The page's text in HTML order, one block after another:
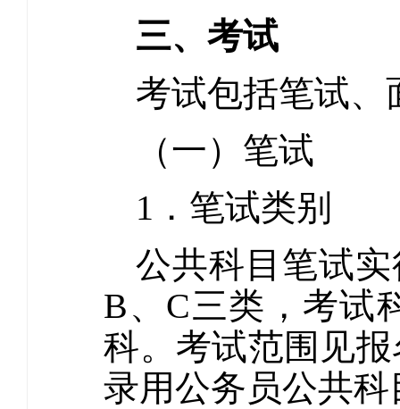
三、考试
考试包括笔试、
（一）笔试
1．笔试类别
公共科目笔试
B、C三类，考试
科。考试范围见
录用公务员公共